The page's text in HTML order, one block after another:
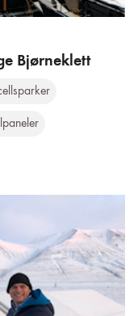
Bjørneklett